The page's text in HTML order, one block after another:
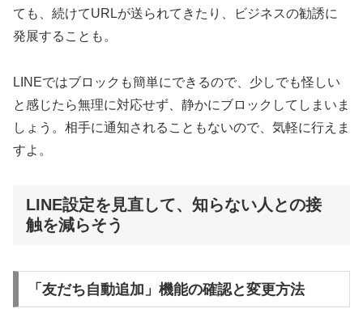
ても、続けてURLが送られてきたり、ビジネスの勧誘に
発展することも。
LINEではブロックも簡単にできるので、少しでも怪しい
と感じたら無理に対応せず、静かにブロックしてしまいま
しょう。相手に通知されることもないので、気軽に行えま
すよ。
LINE設定を見直して、知らない人との接
触を減らそう
「友だち自動追加」機能の確認と変更方法